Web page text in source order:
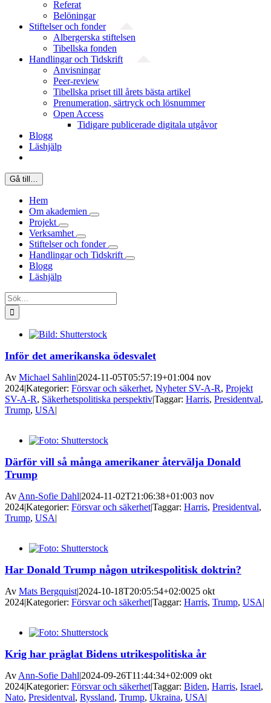
Referat
Belöningar
Stiftelser och fonder
Albergerska stiftelsen
Tibellska fonden
Handlingar och Tidskrift
Anvisningar
Peer-review
Tibellska priset till årets bästa artikel
Prenumeration, särtryck och lösnummer
Open Access
Tidigare publicerade digitala utgåvor
Blogg
Läshjälp
Gå till…
Hem
Om akademien
Projekt
Verksamhet
Stiftelser och fonder
Handlingar och Tidskrift
Blogg
Läshjälp
Sök
efter:
Inför det amerikanska ödesvalet
Av Michael Sahlin|2024-11-05T05:57:19+01:004 nov
2024|Kategorier: Försvar och säkerhet, Nyheter SV-A-R, Projekt
SV-A-R, Säkerhetspolitiska perspektiv|Taggar: Harris, Presidentval,
Trump, USA|
Därför vill så många amerikaner återvälja Donald
Trump
Av Ann-Sofie Dahl|2024-11-02T21:06:38+01:003 nov
2024|Kategorier: Försvar och säkerhet|Taggar: Harris, Presidentval,
Trump, USA|
Har Donald Trump någon utrikespolitisk doktrin?
Av Mats Bergquist|2024-10-18T20:05:54+02:0025 okt
2024|Kategorier: Försvar och säkerhet|Taggar: Harris, Trump, USA|
Krig har präglat Bidens utrikespolitiska år
Av Ann-Sofie Dahl|2024-09-26T11:44:34+02:009 okt
2024|Kategorier: Försvar och säkerhet|Taggar: Biden, Harris, Israel,
Nato, Presidentval, Ryssland, Trump, Ukraina, USA|